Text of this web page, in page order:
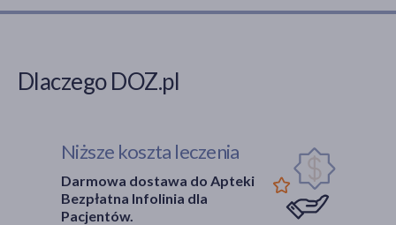
Dlaczego DOZ.pl
Niższe koszta leczenia
Darmowa dostawa do Apteki
Bezpłatna Infolinia dla
Pacjentów.